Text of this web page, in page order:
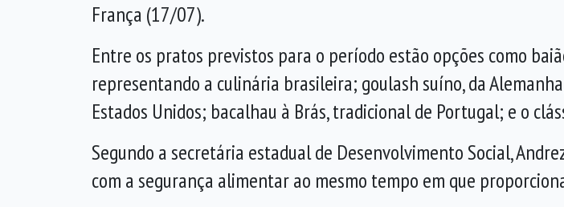
França (17/07).
Entre os pratos previstos para o período estão opções como
representando a culinária brasileira; goulash suíno, da
Estados Unidos; bacalhau à Brás, tradicional de Portugal; e o
Segundo a secretária estadual de Desenvolvimento Social,
com a segurança alimentar ao mesmo tempo em que